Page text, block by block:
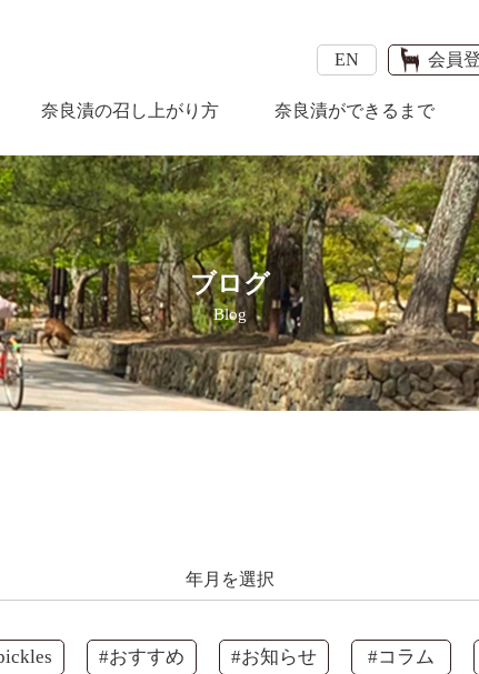
EN 会員
奈良漬の召し上がり方 奈良漬ができるまで
ブログ
Blog
年月を選択
#おすすめ #お知らせ #コラム